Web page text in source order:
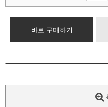
바로 구매하기